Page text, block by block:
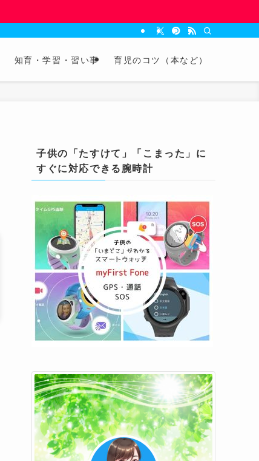
知育・学習・習い事 育児のコツ（本など）
子供の「たすけて」「こまった」に
すぐに対応できる腕時計